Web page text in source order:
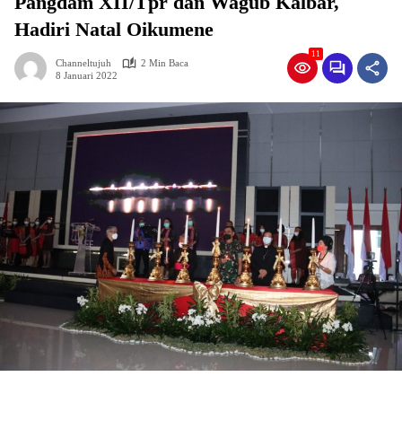
Hadiri Natal Oikumene
Channeltujuh
2 Min Baca
8 Januari 2022
11